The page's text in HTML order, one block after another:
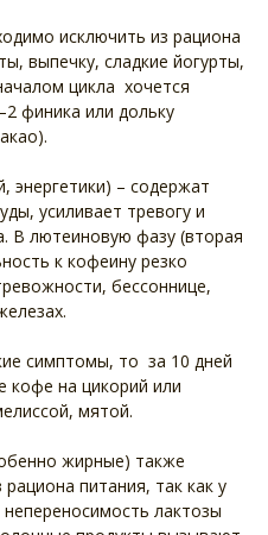
исключить из рациона
выпечку, сладкие йогурты,
цикла хочется
финика или дольку
энергетики) – содержат
усиливает тревогу и
В лютеиновую фазу (вторая
к кофеину резко
бессоннице,
симптомы, то за 10 дней
кофе на цикорий или
мятой.
жирные) также
питания, так как у
лактозы